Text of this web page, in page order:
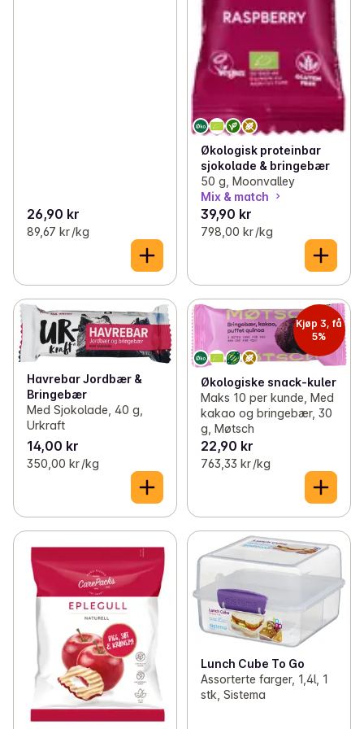
26,90 kr
89,67 kr /kg
Økologisk proteinbar
sjokolade & bringebær
50 g, Moonvalley
Mix & match
39,90 kr
798,00 kr /kg
Havrebar Jordbær &
Bringebær
Med Sjokolade, 40 g,
Urkraft
14,00 kr
350,00 kr /kg
Kjøp 3, få
5%
Økologiske snack-kuler
Maks 10 per kunde, Med
kakao og bringebær, 30
g, Møtsch
22,90 kr
763,33 kr /kg
Lunch Cube To Go
Assorterte farger, 1,4l, 1
stk, Sistema